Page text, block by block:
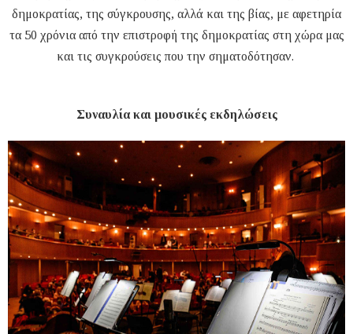
δημοκρατίας, της σύγκρουσης, αλλά και της βίας, με αφετηρία
τα 50 χρόνια από την επιστροφή της δημοκρατίας στη χώρα μας
και τις συγκρούσεις που την σηματοδότησαν.
Συναυλία και μουσικές εκδηλώσεις